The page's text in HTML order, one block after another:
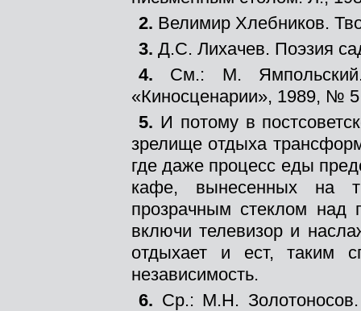
2. Велимир Хлебников.
3. Д.С. Лихачев. Поэзия
4. См.: М.
«Киносценарии», 1989, №
5. И потому в
зрелище отдыха
где даже процесс еды
кафе, вынесенных на
прозрачным стеклом
включи телевизор и
отдыхает и ест, таким
независимость.
6. Ср.: М.Н. Золотоносов.